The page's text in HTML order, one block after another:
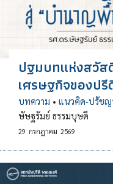
ปฐมบทแห่งสวัส
เศรษฐกิจของป
บทความ • แนวคิด-ปรัชญ
ษัษฐรัมย์ ธรรมบุษดี
29 กรกฎาคม 2569